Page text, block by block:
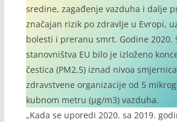
sredine, zagađenje vazduha i dalje
značajan rizik po zdravlje u Evropi,
bolesti i preranu smrt. Godine 2020.
stanovništva EU bilo je izloženo
čestica (PM2,5) iznad nivoa
zdravstvene organizacije od 5
kubnom metru (µg/m3) vazduha.
„Kada se uporedi 2020. sa 2019.